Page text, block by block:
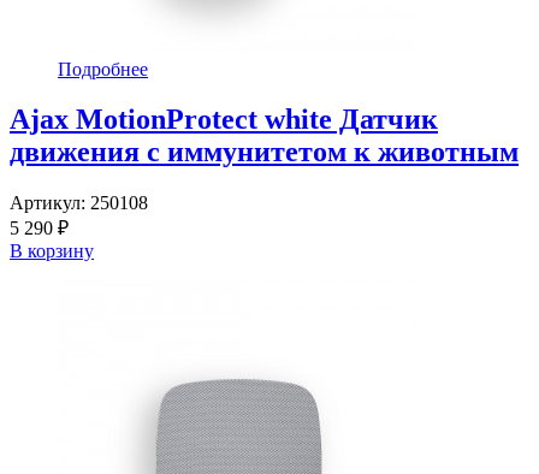
Подробнее
Ajax MotionProtect white Датчик
движения с иммунитетом к животным
Артикул: 250108
5 290 ₽
В корзину